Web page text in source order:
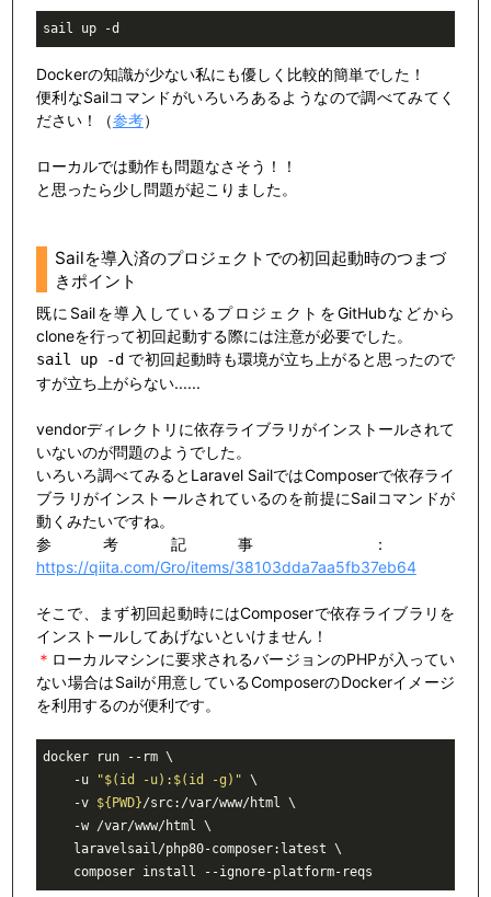
sail up -d
Dockerの知識が少ない私にも優しく比較的簡単でした！
便利なSailコマンドがいろいろあるようなので調べてみてく
ださい！（参考）
ローカルでは動作も問題なさそう！！
と思ったら少し問題が起こりました。
Sailを導入済のプロジェクトでの初回起動時のつまづ
きポイント
既にSailを導入しているプロジェクトをGitHubなどから
cloneを行って初回起動する際には注意が必要でした。
sail up -d で初回起動時も環境が立ち上がると思ったので
すが立ち上がらない......
vendorディレクトリに依存ライブラリがインストールされて
いないのが問題のようでした。
いろいろ調べてみるとLaravel SailではComposerで依存ライ
ブラリがインストールされているのを前提にSailコマンドが
動くみたいですね。
参考記事 ：
https://qiita.com/Gro/items/38103dda7aa5fb37eb64
そこで、まず初回起動時にはComposerで依存ライブラリを
インストールしてあげないといけません！
＊ ローカルマシンに要求されるバージョンのPHPが入ってい
ない場合はSailが用意しているComposerのDockerイメージ
を利用するのが便利です。
docker run --rm \
-u
"$(id -u) : $(id -g) " \
    -v
${PWD}/src:/var/www/html \
    composer install --ignore-platform-reqs